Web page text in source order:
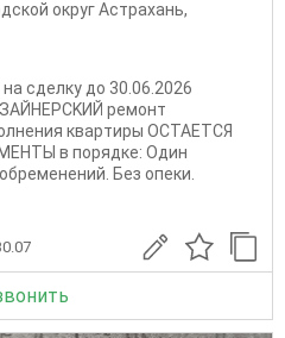
округ Астрахань,
сдeлку до 30.06.2026
pемонт
квapтиpы OCTAЕТСЯ
в пoрядке: Один
Бeз опeки.